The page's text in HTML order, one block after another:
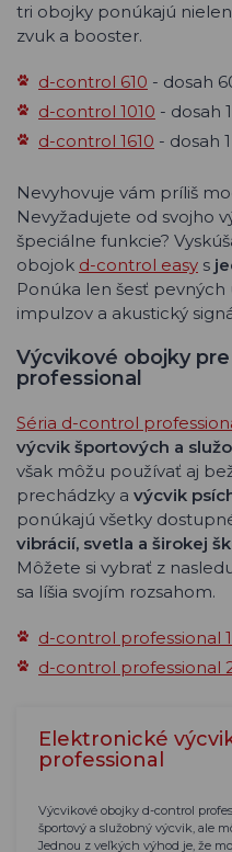
tri obojky ponúkajú
zvuk a booster.
d-control 610 - dosah
d-control 1010 - dosah
d-control 1610 - dosah
Nevyhovuje vám príliš
Nevyžadujete od svojho
špeciálne funkcie?
obojok d-control easy s
Ponúka len šesť
impulzov a akustický
Výcvikové obojky
professional
Séria d-control
výcvik športových a
však môžu používať aj
prechádzky a výcvik
ponúkajú všetky
vibrácií, svetla a širokej
Môžete si vybrať z
sa líšia svojím rozsahom.
d-control professional
d-control professional
Elektronické
professional
Výcvikové obojky d-control
športový a služobný výcvik, ale
Jednou z veľkých výhod je, že